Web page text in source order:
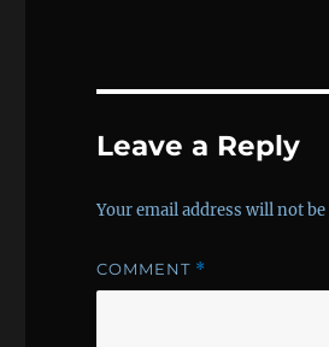
Leave a Reply
Your email address will not
COMMENT *